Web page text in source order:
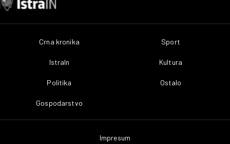
Crna kronika
IstraIn
Politika
Gospodarstvo
Sport
Kultura
Ostalo
Impresum